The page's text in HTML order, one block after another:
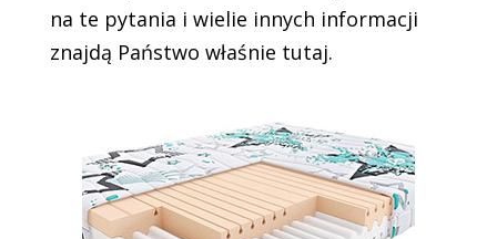
na te pytania i wielie innych informacji
znajdą Państwo właśnie tutaj.